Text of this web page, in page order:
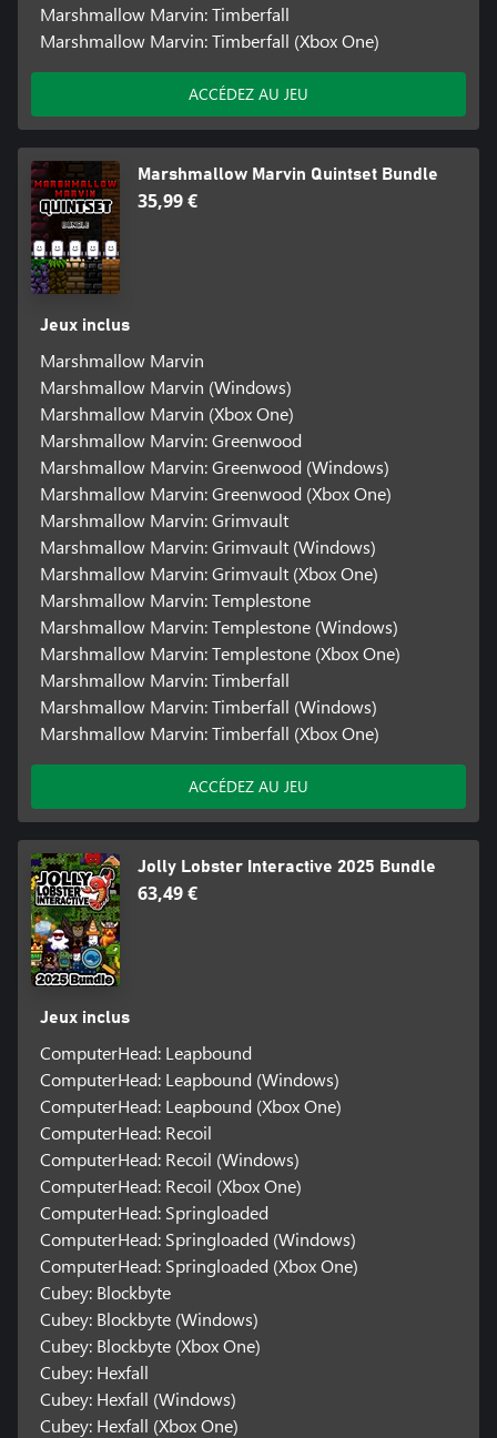
Marshmallow Marvin: Timberfall
Marshmallow Marvin: Timberfall (Xbox One)
ACCÉDEZ AU JEU
Marshmallow Marvin Quintset Bundle
35,99 €
Jeux inclus
Marshmallow Marvin
Marshmallow Marvin (Windows)
Marshmallow Marvin (Xbox One)
Marshmallow Marvin: Greenwood
Marshmallow Marvin: Greenwood (Windows)
Marshmallow Marvin: Greenwood (Xbox One)
Marshmallow Marvin: Grimvault
Marshmallow Marvin: Grimvault (Windows)
Marshmallow Marvin: Grimvault (Xbox One)
Marshmallow Marvin: Templestone
Marshmallow Marvin: Templestone (Windows)
Marshmallow Marvin: Templestone (Xbox One)
Marshmallow Marvin: Timberfall
Marshmallow Marvin: Timberfall (Windows)
Marshmallow Marvin: Timberfall (Xbox One)
ACCÉDEZ AU JEU
Jolly Lobster Interactive 2025 Bundle
63,49 €
Jeux inclus
ComputerHead: Leapbound
ComputerHead: Leapbound (Windows)
ComputerHead: Leapbound (Xbox One)
ComputerHead: Recoil
ComputerHead: Recoil (Windows)
ComputerHead: Recoil (Xbox One)
ComputerHead: Springloaded
ComputerHead: Springloaded (Windows)
ComputerHead: Springloaded (Xbox One)
Cubey: Blockbyte
Cubey: Blockbyte (Windows)
Cubey: Blockbyte (Xbox One)
Cubey: Hexfall
Cubey: Hexfall (Windows)
Cubey: Hexfall (Xbox One)